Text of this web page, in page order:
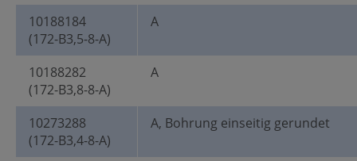
10188184
(172-B3,5-8-A)
A
10188282
(172-B3,8-8-A)
A
10273288
(172-B3,4-8-A)
A, Bohrung einseitig gerundet